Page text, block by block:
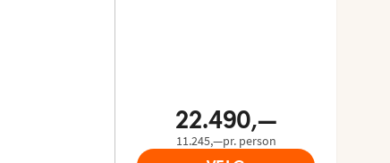
22.490,—
11.245,—pr. person